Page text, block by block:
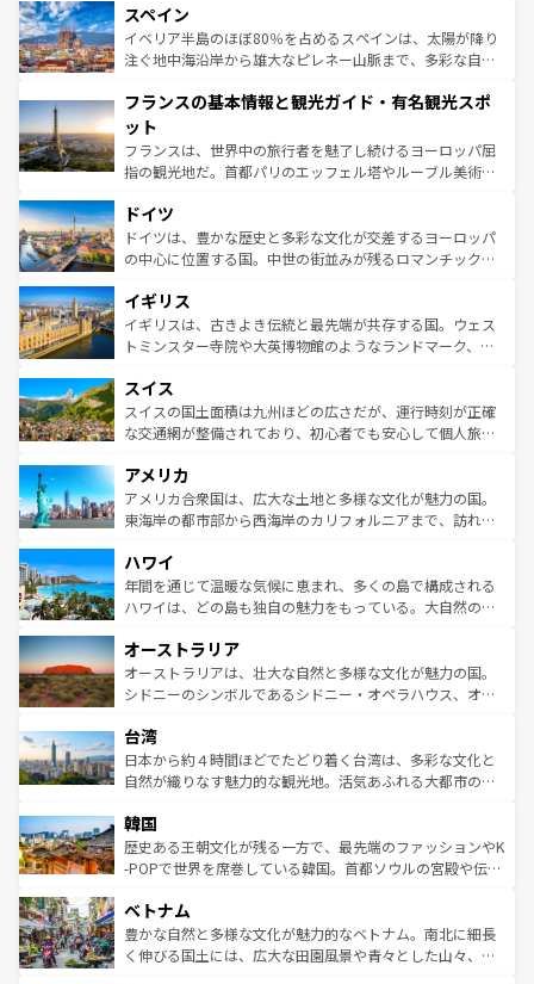
ろん、トスカーナの美しい田園風景やアマルフィ海岸の絶
景など、自然景観も見逃せない。観光の合間には、本場の
ピザやパスタなど、絶品のイタリア料理を堪能することも
ませてくれるイタリアで、忘れられない旅をしてみよう！
なお、新着のイタリア情報は
しい。
スペイン
イベリア半島のほぼ80％を占めるスペインは、太陽が降り
注ぐ地中海沿岸から雄大なピレネー山脈まで、多彩な自然
文化が根付くこの国では、情熱的なフラメンコ、熱気あふ
れる闘牛、そして美味しいタパスが生活の一部となってい
る。首都マドリードの洗練された雰囲気や、バルセロナの
アートに溢れた街角から、地方では古代ローマ遺跡や中世
せる。地方によって風土や気候が異なるスペインはその個
性で訪れる人を魅了する。 なお、新着のスペイン情報は コ
ンテンツ一覧を参照してほしい。
フランスの基本情報と観光ガイド・有名観光スポ
ット
フランスは、世界中の旅行者を魅了し続けるヨーロッパ屈
指の観光地だ。首都パリのエッフェル塔やルーブル美術館
で、幅広い魅力が詰まっている。華麗な宮殿、歴史的な大
聖堂、美しいビーチ、そして豊かな自然が、訪れる者を心
から魅了する。また、フランスは美食の国としても知ら
いる。シャンパンの発祥地であるランス、プロヴァンスの
香り高いラベンダー畑など、多彩な楽しみ方が可能だ。さ
らに、パリ以外の地域にも魅力が溢れており、どの街角に
れる地方に足を運ぶとそれぞれで全く異なる文化を体験で
きるだろう。 なお、新着のフランス情報はコンテンツ一覧
を参照してほしい。
ドイツ
ドイツは、豊かな歴史と多彩な文化が交差するヨーロッパ
の中心に位置する国。中世の街並みが残るロマンチック街
顔を持つこの国は、どこを歩いても飽きることがない。ベ
ルリンの文化的活気、バイエルン州のアルプスの絶景、そ
してライン川沿いのワイン畑といった風景は必見。ビール
は、お酒好きな人にはぜひ体験してほしい。 なお、新着の
ドイツ情報はコンテンツ一覧を参照してほしい。
イギリス
イギリスは、古きよき伝統と最先端が共存する国。ウェス
トミンスター寺院や大英博物館のようなランドマーク、歴
リアごとに異なる魅力がある。また、優雅なアフタヌーン
ティー、ビール好きにはたまらない英国パブ、サッカー観
戦など、本場だからこそできる体験も豊富。イギリスを旅
ンツ一覧を参照してほしい。
スイス
スイスの国土面積は九州ほどの広さだが、運行時刻が正確
な交通網が整備されており、初心者でも安心して個人旅行
の建物がそのまま残る町や、スイスならではのユニークな
博物館もあり、アルプス観光だけでなく町歩きも満喫する
ことができる。国民の所得が高いため物価も高いが、旅行
ば市内交通費無料で観光を楽しむこともできる。 なお、新
着のスイス情報はコンテンツ一覧 を参照してほしい。
アメリカ
アメリカ合衆国は、広大な土地と多様な文化が魅力の国。
東海岸の都市部から西海岸のカリフォルニアまで、訪れる
のような巨大都市は、観光、ショッピング、エンターテイ
ンメントが詰まった刺激的なスポットだ。一方、アメリカ
西部には大自然が広がり、グランドキャニオンやイエロー
部のニューオーリンズでは、音楽と美食が融合した独特の
文化が魅力。旅行者はアメリカの各地域で異なる魅力を楽
しみながら、その多様性と豊かな歴史を感じることができ
ならではの贅沢な旅のスタイルだ。 なお、新着のアメリカ
情報はコンテンツ一覧を参照してほしい。
ハワイ
年間を通じて温暖な気候に恵まれ、多くの島で構成される
ハワイは、どの島も独自の魅力をもっている。大自然の神
ワイ島は見逃せない。また、定番の観光地といえばオアフ
島だが、静かな自然を求めるならマウイ島やカウアイ島が
おすすめ。エメラルドグリーンに輝く海をはじめ、豊かな
れるおもてなしの心で訪れる人々を迎えてくれるハワイの
人々、おいしいローカルフードやハワイアンミュージッ
ク、伝統的なフラダンスなど、すべてがハワイの魅力を彩
ワイを、存分に味わってほしい。 なお、新着のハワイ情報
はコンテンツ一覧を参照してほしい。
オーストラリア
オーストラリアは、壮大な自然と多様な文化が魅力の国。
シドニーのシンボルであるシドニー・オペラハウス、オー
リアリーフや大陸中央部にそびえるウルル（エアーズロッ
ク）、タスマニアの美しい原生林やケアンズの熱帯雨林な
ど、見どころがたくさん。また、カフェやワイン、オージ
いる。アクティビティも充実しており、サーフィンやダイ
ビング、ハイキングなど、アウトドア好きにはたまらな
い。オーストラリアの多彩な魅力を存分に味わいつくそ
参照してほしい。
台湾
日本から約４時間ほどでたどり着く台湾は、多彩な文化と
自然が織りなす魅力的な観光地。活気あふれる大都市の台
ン）、静ひつな山岳地帯である台湾東部など、都市の喧騒
と山間の静けさが共存しており、訪れる人に新しい発見と
驚きをもたらしてくれる。また、奥深い台湾の食文化も魅
容にもいいと評判のスイーツなど、バラエティ豊かな料理
が味わえる。 なお、新着の台湾情報は コンテンツ一覧を参
照してほしい。
韓国
歴史ある王朝文化が残る一方で、最先端のファッションやK
-POPで世界を席巻している韓国。首都ソウルの宮殿や伝統
き、地方に足を延ばせば四季折々の自然美を楽しむことが
できる。そして、キムチや焼肉、絶品のストリートフード
まで、さまざまな韓国料理が待っている。夜には、韓国な
ベトナム
豊かな自然と多様な文化が魅力的なベトナム。南北に細長
く伸びる国土には、広大な田園風景や青々とした山々、世